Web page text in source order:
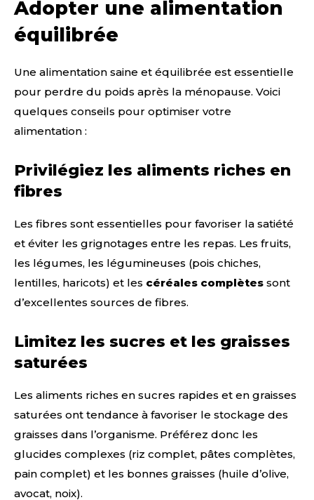
Adopter une alimentation
équilibrée
Une alimentation saine et équilibrée est essentielle
pour perdre du poids après la ménopause. Voici
quelques conseils pour optimiser votre
alimentation :
Privilégiez les aliments riches en
fibres
Les fibres sont essentielles pour favoriser la satiété
et éviter les grignotages entre les repas. Les fruits,
les légumes, les légumineuses (pois chiches,
lentilles, haricots) et les céréales complètes sont
d’excellentes sources de fibres.
Limitez les sucres et les graisses
saturées
Les aliments riches en sucres rapides et en graisses
saturées ont tendance à favoriser le stockage des
graisses dans l’organisme. Préférez donc les
glucides complexes (riz complet, pâtes complètes,
pain complet) et les bonnes graisses (huile d’olive,
avocat, noix).